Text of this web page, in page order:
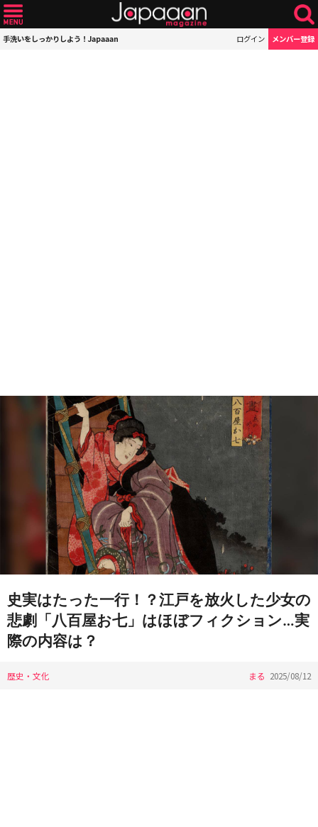
手洗いをしっかりしよう！Japaaan ログイン メンバー登録
史実はたった一行！？江戸を放火した少女の
悲劇「八百屋お七」はほぼフィクション…実
際の内容は？
歴史・文化 まる 2025/08/12